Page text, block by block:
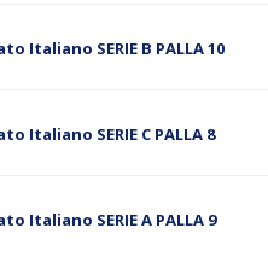
Italiano SERIE B PALLA 10
Italiano SERIE C PALLA 8
Italiano SERIE A PALLA 9